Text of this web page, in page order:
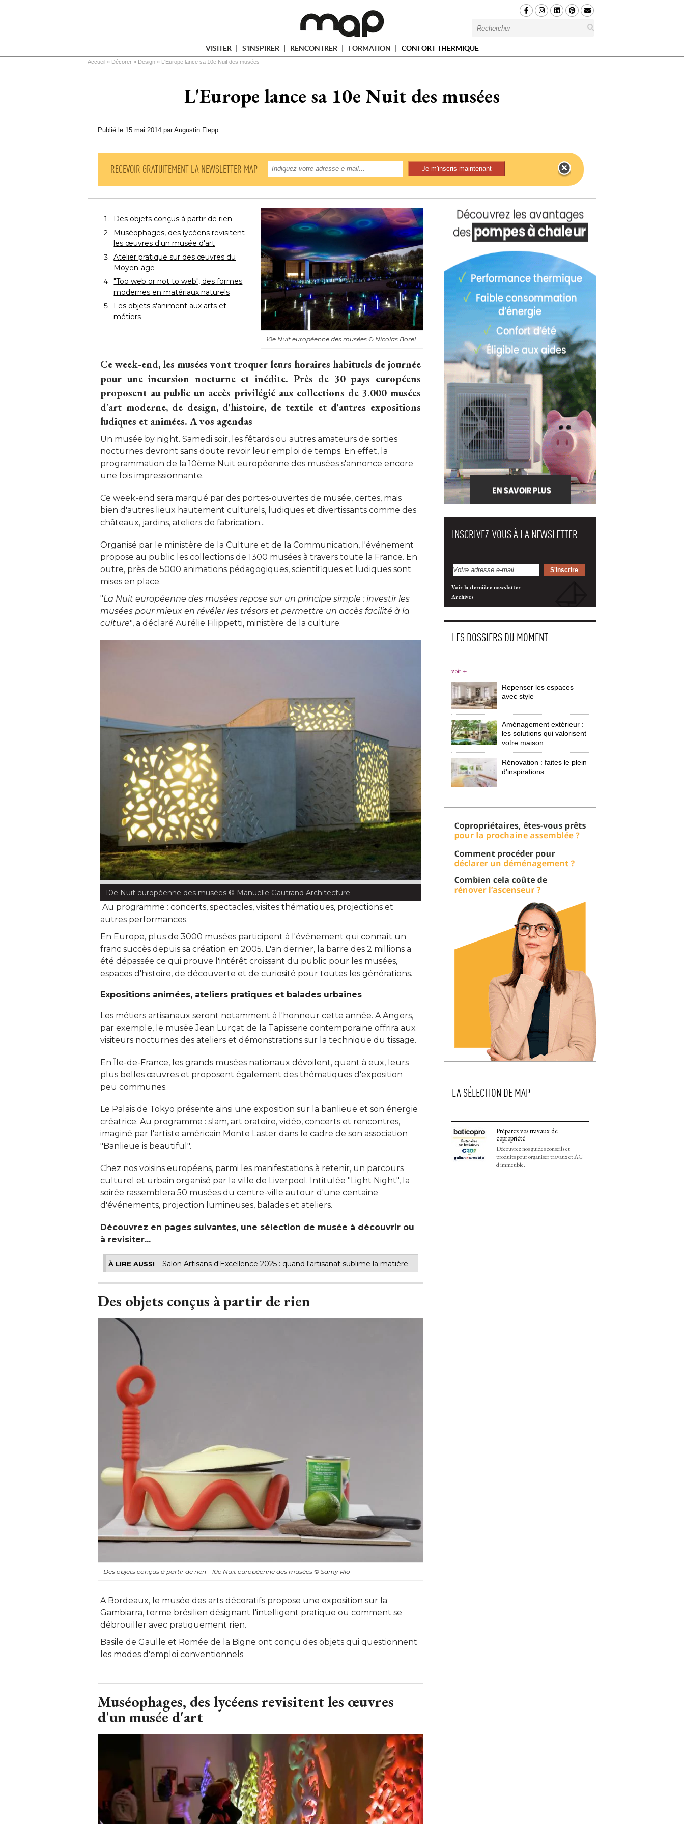
VISITER S'INSPIRER RENCONTRER FORMATION CONFORT THERMIQUE
Vous êtes ici
Accueil » Décorer » Design » L'Europe lance sa 10e Nuit des musées
L'Europe lance sa 10e Nuit des musées
Publié le 15 mai 2014 par Augustin Flepp
RECEVOIR GRATUITEMENT LA NEWSLETTER MAP
10e Nuit européenne des musées © Nicolas Borel
Des objets conçus à partir de rien
Muséophages, des lycéens revisitent
les œuvres d'un musée d'art
Atelier pratique sur des œuvres du
Moyen-âge
"Too web or not to web", des formes
modernes en matériaux naturels
Les objets s'animent aux arts et
métiers
Ce week-end, les musées vont troquer leurs horaires habituels de journée
pour une incursion nocturne et inédite. Près de 30 pays européens
proposent au public un accès privilégié aux collections de 3.000 musées
d'art moderne, de design, d'histoire, de textile et d'autres expositions
ludiques et animées. A vos agendas
Un musée by night. Samedi soir, les fêtards ou autres amateurs de sorties
nocturnes devront sans doute revoir leur emploi de temps. En effet, la
programmation de la 10ème Nuit européenne des musées s'annonce encore
une fois impressionnante.
Ce week-end sera marqué par des portes-ouvertes de musée, certes, mais
bien d'autres lieux hautement culturels, ludiques et divertissants comme des
châteaux, jardins, ateliers de fabrication...
Organisé par le ministère de la Culture et de la Communication, l'événement
propose au public les collections de 1300 musées à travers toute la France. En
outre, près de 5000 animations pédagogiques, scientifiques et ludiques sont
mises en place.
"La Nuit européenne des musées repose sur un principe simple : investir les
musées pour mieux en révéler les trésors et permettre un accès facilité à la
culture", a déclaré Aurélie Filippetti, ministère de la culture.
10e Nuit européenne des musées © Manuelle Gautrand Architecture
Au programme : concerts, spectacles, visites thématiques, projections et
autres performances.
En Europe, plus de 3000 musées participent à l'événement qui connaît un
franc succès depuis sa création en 2005. L'an dernier, la barre des 2 millions a
été dépassée ce qui prouve l'intérêt croissant du public pour les musées,
espaces d'histoire, de découverte et de curiosité pour toutes les générations.
Expositions animées, ateliers pratiques et balades urbaines
Les métiers artisanaux seront notamment à l'honneur cette année. A Angers,
par exemple, le musée Jean Lurçat de la Tapisserie contemporaine offrira aux
visiteurs nocturnes des ateliers et démonstrations sur la technique du tissage.
En Île-de-France, les grands musées nationaux dévoilent, quant à eux, leurs
plus belles œuvres et proposent également des thématiques d'exposition
peu communes.
Le Palais de Tokyo présente ainsi une exposition sur la banlieue et son énergie
créatrice. Au programme : slam, art oratoire, vidéo, concerts et rencontres,
imaginé par l'artiste américain Monte Laster dans le cadre de son association
"Banlieue is beautiful".
Chez nos voisins européens, parmi les manifestations à retenir, un parcours
culturel et urbain organisé par la ville de Liverpool. Intitulée "Light Night", la
soirée rassemblera 50 musées du centre-ville autour d'une centaine
d'événements, projection lumineuses, balades et ateliers.
Découvrez en pages suivantes, une sélection de musée à découvrir ou
à revisiter...
À LIRE AUSSI Salon Artisans d'Excellence 2025 : quand l'artisanat sublime la matière
Des objets conçus à partir de rien
Des objets conçus à partir de rien - 10e Nuit européenne des musées© Samy Rio
A Bordeaux, le musée des arts décoratifs propose une exposition sur la
Gambiarra, terme brésilien désignant l'intelligent pratique ou comment se
débrouiller avec pratiquement rien.
Basile de Gaulle et Romée de la Bigne ont conçu des objets qui questionnent
les modes d'emploi conventionnels
Muséophages, des lycéens revisitent les œuvres
d'un musée d'art
INSCRIVEZ-VOUS À LA NEWSLETTER
Voir la dernière newsletter
Archives
LES DOSSIERS DU MOMENT
voir +
Repenser les espaces
avec style
Aménagement extérieur :
les solutions qui valorisent
votre maison
Rénovation : faites le plein
d'inspirations
LA SÉLECTION DE MAP
Préparez vos travaux de
copropriété
Découvrez nos guides conseils et
produits pour organiser travaux et AG
d'immeuble.